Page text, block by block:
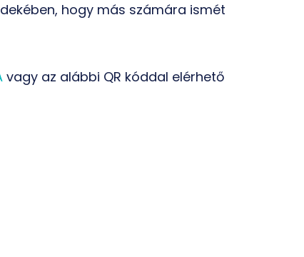
hogy más számára ismét
vagy az alábbi QR kóddal elérhető